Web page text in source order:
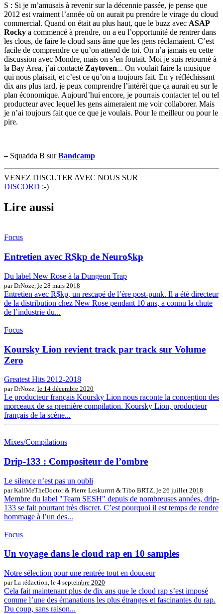
S : Si je m’amusais à revenir sur la décennie passée, je pense que
2012 est vraiment l’année où on aurait pu prendre le virage du cloud
commercial. Quand on était au plus haut, que le buzz avec ASAP
Rocky a commencé à prendre, on a eu l’opportunité de rentrer dans
les clous, de faire le cloud sans âme que les gens réclamaient. C’est
facile de comprendre ce qu’on attend de toi. On n’a jamais eu cette
discussion avec Mondre, mais on s’en foutait. Moi je suis retourné à
la Bay Area, j’ai contacté Zaytoven... On voulait faire la musique
qui nous plaisait, et c’est ce qu’on a toujours fait. En y réfléchissant
dix ans plus tard, je peux comprendre l’intérêt que ça aurait eu sur le
plan économique. Aujourd’hui encore, je pourrais contacter tel ou tel
producteur avec lequel les gens aimeraient me voir collaborer. Mais
je n’ai toujours fait que ce que je voulais. Pour le meilleur ou pour le
pire.
–Squadda B surBandcamp
VENEZ DISCUTER AVEC NOUS SUR
DISCORD :-)
Lire aussi
Focus
Entretien avec R$kp de Neuro$kp
Du label New Rose à la Dungeon Trap
par DrNoze, le 28 mars 2018
Entretien avec R$kp, un rescapé de l’ère post-punk. Il a été directeur
de la distribution chez New Rose pendant 10 ans, a connu la chute
de l’industrie du...
Focus
Koursky Lion revient track par track sur Volume
Zero
Greatest Hits 2012​-​2018
par DrNoze, le 14 décembre 2020
Le producteur français Koursky Lion nous raconte la conception des
morceaux de sa première compilation. Koursky Lion, producteur
français de la scène...
Mixes/Compilations
Drip-133 : Compositeur de l’ombre
Le silence n’est pas un oubli
par KallMeTheDoctor & Pierre Leskurrrrt & Tibo BRTZ, le 26 juillet 2018
Membre du label "Team SESH" depuis de nombreuses années, drip-
133 se fait pourtant très discret. C’est pourquoi il est temps de rendre
hommage à l’un des...
Focus
Un voyage dans le cloud rap en 10 samples
Notre sélection pour une rentrée tout en douceur
par La rédaction, le 4 septembre 2020
Cela fait maintenant plus de dix ans que le cloud rap s’est imposé
comme l’une des émanations les plus étranges et fascinantes du rap.
Du coup, sans raison...